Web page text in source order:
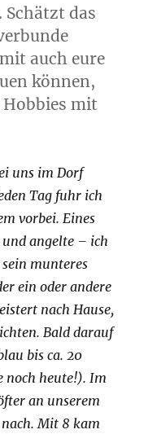
Schätzt das
auch eure
können,
Hobbies mit
uns im Dorf
Tag fuhr ich
vorbei. Eines
angelte – ich
munteres
ein oder andere
nach Hause,
Bald darauf
bis ca. 20
noch heute!). Im
an unserem
Mit 8 kam